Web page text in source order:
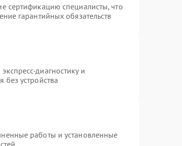
сертификацию специалисты, что
гарантийных обязательств
диагностику и
устройства
работы и установленные